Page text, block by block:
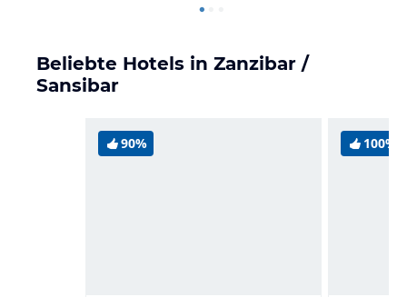
Beliebte Hotels in Zanzibar /
Sansibar
90% 100%